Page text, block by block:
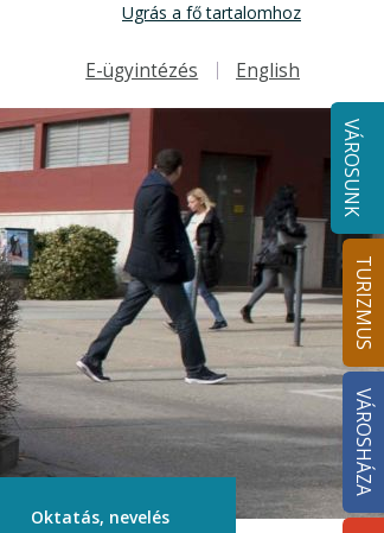
Ugrás a fő tartalomhoz
Felső navigáció
E-ügyintézés English
VÁROSUNK
TURIZMUS
VÁROSHÁZA
Oktatás, nevelés